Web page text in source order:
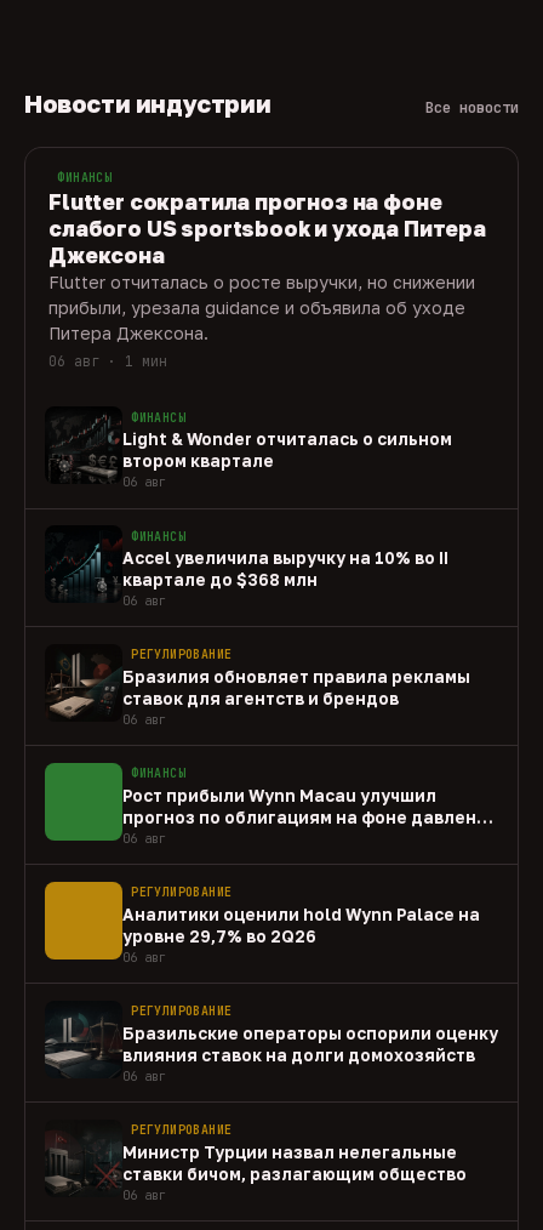
Новости индустрии Все новости
ФИНАНСЫ
Flutter сократила прогноз на фоне
слабого US sportsbook и ухода Питера
Джексона
Flutter отчиталась о росте выручки, но снижении
прибыли, урезала guidance и объявила об уходе
Питера Джексона.
06 авг · 1 мин
ФИНАНСЫ
Light & Wonder отчиталась о сильном
втором квартале
06 авг
ФИНАНСЫ
Accel увеличила выручку на 10% во II
квартале до $368 млн
06 авг
РЕГУЛИРОВАНИЕ
Бразилия обновляет правила рекламы
ставок для агентств и брендов
06 авг
ФИНАНСЫ
Рост прибыли Wynn Macau улучшил
прогноз по облигациям на фоне давления
capex
06 авг
РЕГУЛИРОВАНИЕ
Аналитики оценили hold Wynn Palace на
уровне 29,7% во 2Q26
06 авг
РЕГУЛИРОВАНИЕ
Бразильские операторы оспорили оценку
влияния ставок на долги домохозяйств
06 авг
РЕГУЛИРОВАНИЕ
Министр Турции назвал нелегальные
ставки бичом, разлагающим общество
06 авг